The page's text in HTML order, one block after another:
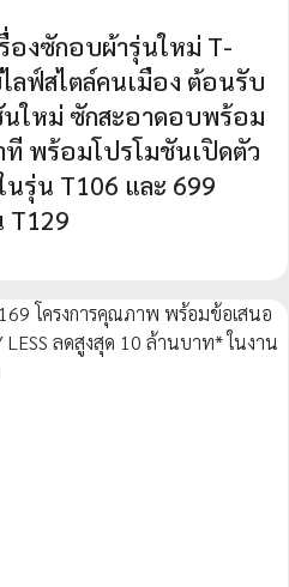
องซักอบผ้ารุ่นใหม่ T-
ลฟ์สไตล์คนเมือง ต้อนรับ
ใหม่ ซักสะอาดอบพร้อม
ที พร้อมโปรโมชันเปิดตัว
รุ่น T106 และ 699
T129